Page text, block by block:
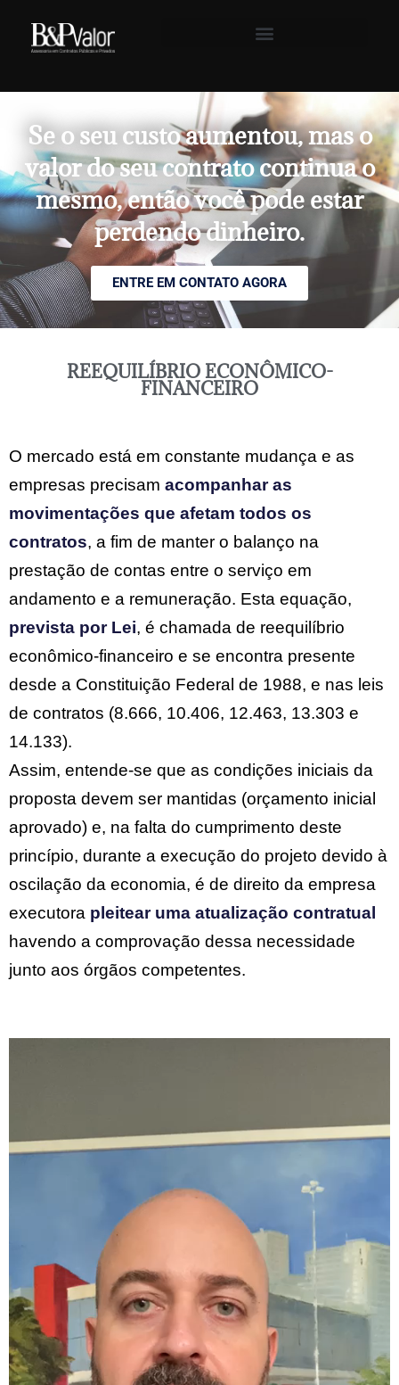
Se o seu custo aumentou, mas o
valor do seu contrato continua o
mesmo, então você pode estar
perdendo dinheiro.
ENTRE EM CONTATO AGORA
REEQUILÍBRIO ECONÔMICO-
FINANCEIRO
O mercado está em constante mudança e as
empresas precisam acompanhar as
movimentações que afetam todos os
contratos, a fim de manter o balanço na
prestação de contas entre o serviço em
andamento e a remuneração. Esta equação,
prevista por Lei, é chamada de reequilíbrio
econômico-financeiro e se encontra presente
desde a Constituição Federal de 1988, e nas leis
de contratos (8.666, 10.406, 12.463, 13.303 e
14.133).
Assim, entende-se que as condições iniciais da
proposta devem ser mantidas (orçamento inicial
aprovado) e, na falta do cumprimento deste
princípio, durante a execução do projeto devido à
oscilação da economia, é de direito da empresa
executora pleitear uma atualização contratual
havendo a comprovação dessa necessidade
junto aos órgãos competentes.